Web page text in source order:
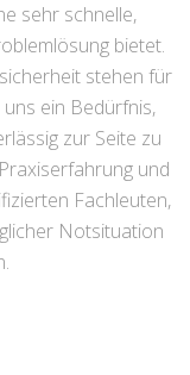
sehr schnelle,
bietet.
stehen für
ein Bedürfnis,
zur Seite zu
und
Fachleuten,
Notsituation